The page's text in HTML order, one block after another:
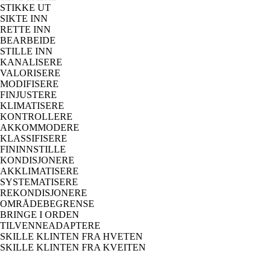
STIKKE UT
SIKTE INN
RETTE INN
BEARBEIDE
STILLE INN
KANALISERE
VALORISERE
MODIFISERE
FINJUSTERE
KLIMATISERE
KONTROLLERE
AKKOMMODERE
KLASSIFISERE
FININNSTILLE
KONDISJONERE
AKKLIMATISERE
SYSTEMATISERE
REKONDISJONERE
OMRÅDEBEGRENSE
BRINGE I ORDEN
TILVENNEADAPTERE
SKILLE KLINTEN FRA HVETEN
SKILLE KLINTEN FRA KVEITEN